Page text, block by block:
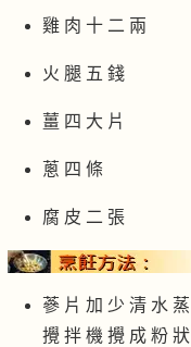
雞 肉 十 二 兩
火 腿 五 錢
薑 四 大 片
蔥 四 條
腐 皮 二 張
蔘 片 加 少 清 水
攪 拌 機 攪 成 粉